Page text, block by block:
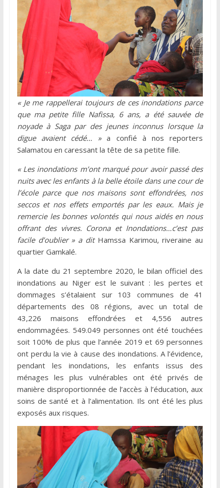
« Je me rappellerai toujours de ces inondations parce
que ma petite fille Nafissa, 6 ans, a été sauvée de
noyade à Saga par des jeunes inconnus lorsque la
digue avaient cédé… »a confié à nos reporters
Salamatou en caressant la tête de sa petite fille.
« Les inondations m’ont marqué pour avoir passé des
nuits avec les enfants à la belle étoile dans une cour de
l’école parce que nos maisons sont effondrées, nos
seccos et nos effets emportés par les eaux. Mais je
remercie les bonnes volontés qui nous aidés en nous
offrant des vivres. Corona et Inondations…c’est pas
facile d’oublier » a dit Hamssa Karimou, riveraine au
quartier Gamkalé.
A la date du 21 septembre 2020, le bilan officiel des
inondations au Niger est le suivant : les pertes et
dommages s’étalaient sur 103 communes de 41
départements des 08 régions, avec un total de
43,226 maisons effondrées et 4,556 autres
endommagées. 549.049 personnes ont été touchées
soit 100% de plus que l’année 2019 et 69 personnes
ont perdu la vie à cause des inondations. A l’évidence,
pendant les inondations, les enfants issus des
ménages les plus vulnérables ont été privés de
manière disproportionnée de l’accès à l’éducation, aux
soins de santé et à l’alimentation. Ils ont été les plus
exposés aux risques.